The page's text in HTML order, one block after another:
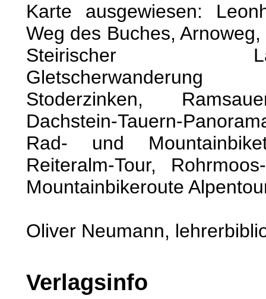
Karte ausgewiesen:
Weg des Buches,
Steirischer
Stoderzinken,
Dachstein-Tauern-
Rad- und
Reiteralm-Tour,
Mountainbikeroute
Oliver Neumann,
Verlagsinfo